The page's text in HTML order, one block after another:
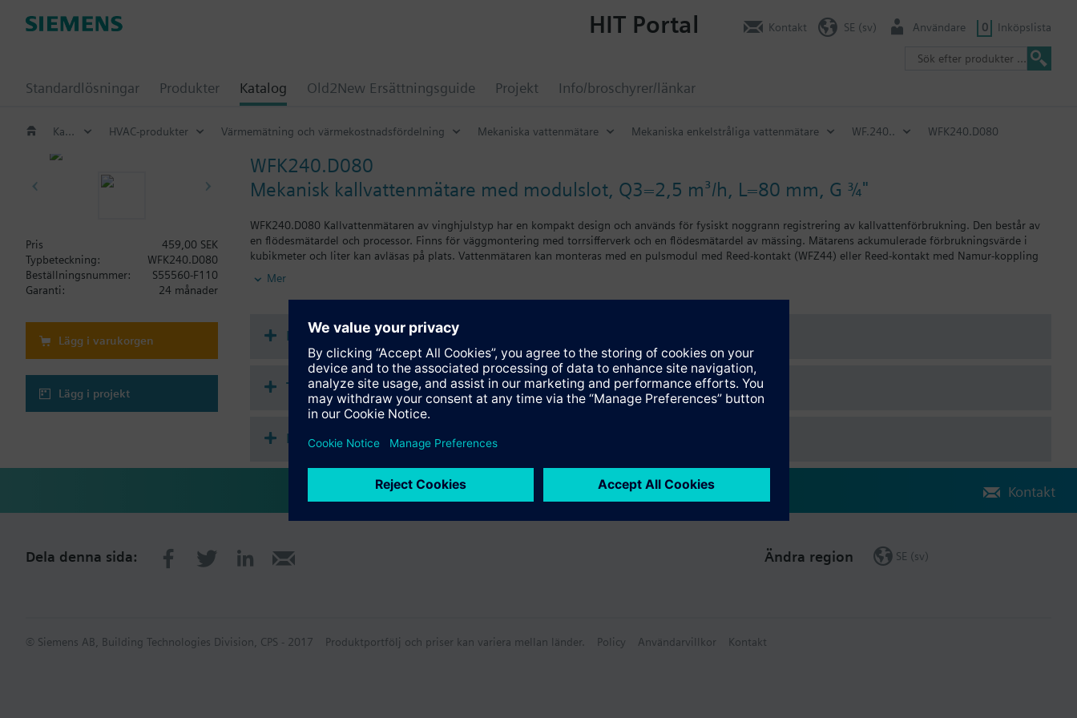
Standardlösningar Produkter Katalog Old2New Ersättningsguide Projekt Info/broschyrer/länkar
HIT Portal Kontakt SE (sv) Användare 0 Inköpslista
Katalog HVAC-produkter Värmemätning och värmekostnadsfördelning Mekaniska vattenmätare Mekaniska enkelstråliga vattenmätare WF.240.. WFK240.D080
WFK240.D080
Mekanisk kallvattenmätare med modulslot, Q3=2,5 m³/h, L=80 mm, G ¾"
WFK240.D080 Kallvattenmätaren av vinghjulstyp har en kompakt design och används för fysiskt noggrann registrering av kallvattenförbrukning. Den består av
en flödesmätardel och processor. Finns för väggmontering med torrsifferverk och en flödesmätardel av mässing. Mätarens ackumulerade förbrukningsvärde i
kubikmeter och liter kan avläsas på plats. Vattenmätaren kan monteras med en pulsmodul med Reed-kontakt (WFZ44) eller Reed-kontakt med Namur-koppling
vattenförsörjningsanläggningar.
Mätarna levereras med installationsinstruktioner på följande språk: Bulgariska, Kroatiska, Tjeckiska, Holländska, Engelska, Finska, Franska, Tyska, Grekiska,
Ungerska, Italienska, Lettiska, Norska, Polska, Slovakiska, Slovenska, Spanska, Turkiska.
Anmärkning
Mekanisk kallvattenmätare med modulslot, Q3=2,5 m³/h, L=80 mm, G ¾"
Mer
Pris
459,00 SEK
Typbeteckning:
WFK240.D080
Beställningsnummer:
S55560-F110
Garanti:
24 månader
Lägg i varukorgen
Lägg i projekt
Dokumentation
Teknisk sammanfattning
Flervalstillbehör
Kontakt
Dela denna sida: Ändra region SE (sv)
© Siemens AB, Building Technologies Division, CPS - 2017 Produktportfölj och priser kan variera mellan länder. Policy Användarvillkor Kontakt